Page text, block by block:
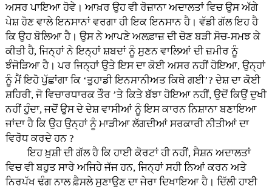
ਅਸਰ ਪਾਇਆ ਹੋਵੇ। ਆਖ਼ਰ ਉਹ ਵੀ ਰੋਜ਼ਾਨਾ ਅਦਾਲਤਾਂ ਵਿਚ ਉਸ ਅੱਗੇ
ਪੇਸ਼ ਹੋਣ ਵਾਲੇ ਇਨਸਾਨਾਂ ਵਰਗਾ ਹੀ ਇਕ ਇਨਸਾਨ ਹੈ। ਵੱਡੀ ਗੱਲ ਇਹ ਹੈ
ਕਿ ਉਹ ਬੋਲਿਆ ਹੈ। ਉਸ ਨੇ ਆਪਣੇ ਅਲਫ਼ਾਜ਼ ਦੀ ਚੋਣ ਬੜੀ ਸੋਚ-ਸਮਝ ਕੇ
ਕੀਤੀ ਹੈ, ਜਿਨ੍ਹਾਂ ਨੇ ਇਨ੍ਹਾਂ ਸ਼ਬਦਾਂ ਨੂੰ ਸੁਣਨ ਵਾਲਿਆਂ ਦੀ ਜ਼ਮੀਰ ਨੂੰ
ਝੰਜੋੜਿਆ ਹੈ। ਪਰ ਜਿਨ੍ਹਾਂ ਉਤੇ ਇਸ ਦਾ ਕੋਈ ਅਸਰ ਨਹੀਂ ਹੋਇਆ, ਉਨ੍ਹਾਂ
ਨੂੰ ਮੈਂ ਇਹੋ ਪੁੱਛਾਂਗਾ ਕਿ ‘ਤੁਹਾਡੀ ਇਨਸਾਨੀਅਤ ਕਿਥੇ ਗਈ’? ਦੇਸ਼ ਦਾ ਕੋਈ
ਸ਼ਹਿਰੀ, ਜੋ ਵਿਚਾਰਧਾਰਕ ਤੌਰ ’ਤੇ ਕਿਤੇ ਬੱਝਾ ਹੋਇਆ ਨਹੀਂ, ਉਦੋਂ ਕਿਉਂ ਦੁਖੀ
ਨਹੀਂ ਹੁੰਦਾ, ਜਦੋਂ ਉਸ ਦੇ ਦੇਸ਼ ਵਾਸੀਆਂ ਨੂੰ ਇਸ ਕਾਰਨ ਨਿਸ਼ਾਨਾ ਬਣਾਇਆ
ਜਾਂਦਾ ਹੈ ਕਿ ਉਹ ਉਨ੍ਹਾਂ ਨੂੰ ਮਾੜੀਆ ਲੱਗਦੀਆਂ ਸਰਕਾਰੀ ਨੀਤੀਆਂ ਦਾ
ਵਿਰੋਧ ਕਰਦੇ ਹਨ ?
ਇਹ ਖ਼ੁਸ਼ੀ ਦੀ ਗੱਲ ਹੈ ਕਿ ਹਾਈ ਕੋਰਟਾਂ ਹੀ ਨਹੀਂ, ਸੈਸ਼ਨ ਅਦਾਲਤਾਂ
ਵਿਚ ਵੀ ਬਹੁਤ ਸਾਰੇ ਅਜਿਹੇ ਜੱਜ ਹਨ, ਜਿਨ੍ਹਾਂ ਸਹੀ ਨਿਆਂ ਕਰਨ ਅਤੇ
ਨਿਰਪੱਖ ਢੰਗ ਨਾਲ ਫ਼ੈਸਲੇ ਸੁਣਾਉਣ ਦਾ ਜੇਰਾ ਦਿਖਾਇਆ ਹੈ। ਦਿੱਲੀ ਹਾਈ